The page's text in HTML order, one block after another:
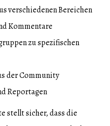
verschiedenen Bereichen
Kommentare
zu spezifischen
der Community
Reportagen
stellt sicher, dass die